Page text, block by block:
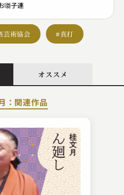
囃子連
芸術協会 #真打
オススメ
：関連作品